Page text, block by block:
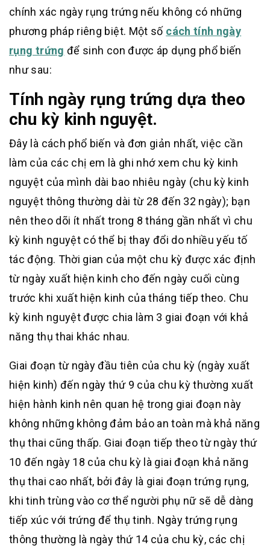
chính xác ngày rụng trứng nếu không có những
phương pháp riêng biệt. Một số cách tính ngày
rụng trứng để sinh con được áp dụng phổ biến
như sau:
Tính ngày rụng trứng dựa theo
chu kỳ kinh nguyệt.
Đây là cách phổ biến và đơn giản nhất, việc cần
làm của các chị em là ghi nhớ xem chu kỳ kinh
nguyệt của mình dài bao nhiêu ngày (chu kỳ kinh
nguyệt thông thường dài từ 28 đến 32 ngày); bạn
nên theo dõi ít nhất trong 8 tháng gần nhất vì chu
kỳ kinh nguyệt có thể bị thay đổi do nhiều yếu tố
tác động. Thời gian của một chu kỳ được xác định
từ ngày xuất hiện kinh cho đến ngày cuối cùng
trước khi xuất hiện kinh của tháng tiếp theo. Chu
kỳ kinh nguyệt được chia làm 3 giai đoạn với khả
năng thụ thai khác nhau.
Giai đoạn từ ngày đầu tiên của chu kỳ (ngày xuất
hiện kinh) đến ngày thứ 9 của chu kỳ thường xuất
hiện hành kinh nên quan hệ trong giai đoạn này
không những không đảm bảo an toàn mà khả năng
thụ thai cũng thấp. Giai đoạn tiếp theo từ ngày thứ
10 đến ngày 18 của chu kỳ là giai đoạn khả năng
thụ thai cao nhất, bởi đây là giai đoạn trứng rụng,
khi tinh trùng vào cơ thể người phụ nữ sẽ dễ dàng
tiếp xúc với trứng để thụ tinh. Ngày trứng rụng
thông thường là ngày thứ 14 của chu kỳ, các chị